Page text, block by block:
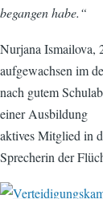
begangen habe.“
Nurjana Ismailova,
aufgewachsen im
nach gutem
einer Ausbildung
aktives Mitglied in
Sprecherin der